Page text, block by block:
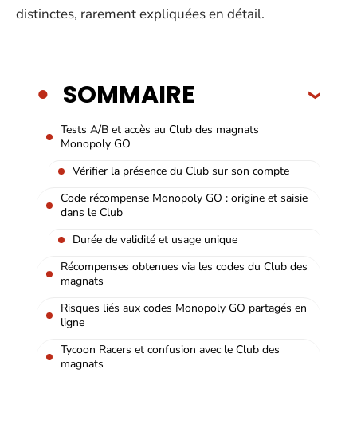
distinctes, rarement expliquées en détail.
SOMMAIRE
Tests A/B et accès au Club des magnats
Monopoly GO
Vérifier la présence du Club sur son compte
Code récompense Monopoly GO : origine et saisie
dans le Club
Durée de validité et usage unique
Récompenses obtenues via les codes du Club des
magnats
Risques liés aux codes Monopoly GO partagés en
ligne
Tycoon Racers et confusion avec le Club des
magnats